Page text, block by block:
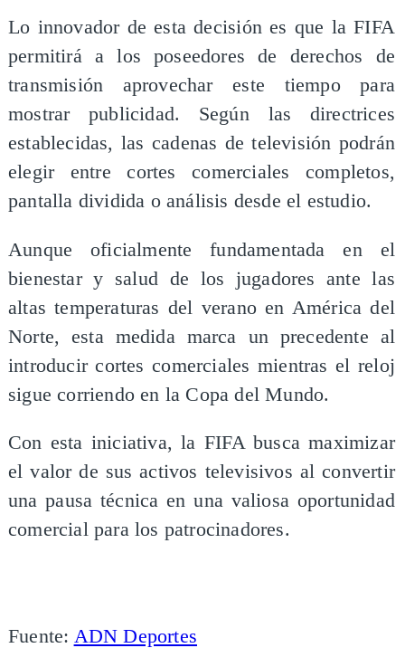
Lo innovador de esta decisión es que la FIFA
permitirá a los poseedores de derechos de
transmisión aprovechar este tiempo para
mostrar publicidad. Según las directrices
establecidas, las cadenas de televisión podrán
elegir entre cortes comerciales completos,
pantalla dividida o análisis desde el estudio.
Aunque oficialmente fundamentada en el
bienestar y salud de los jugadores ante las
altas temperaturas del verano en América del
Norte, esta medida marca un precedente al
introducir cortes comerciales mientras el reloj
sigue corriendo en la Copa del Mundo.
Con esta iniciativa, la FIFA busca maximizar
el valor de sus activos televisivos al convertir
una pausa técnica en una valiosa oportunidad
comercial para los patrocinadores.
Fuente: ADN Deportes